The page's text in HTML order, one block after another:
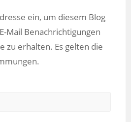
ein, um diesem Blog
Mail Benachrichtigungen
zu erhalten. Es gelten die